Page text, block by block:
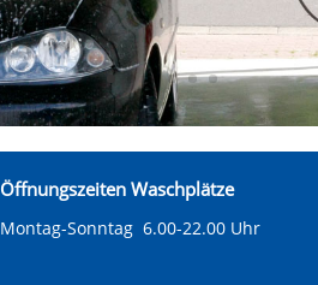
Öffnungszeiten Waschplätze
Montag-Sonntag 6.00-22.00 Uhr